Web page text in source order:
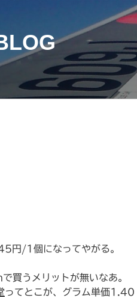
円/1個になってやがる。
買うメリットが無いなあ。
ってとこが、グラム単価1.40